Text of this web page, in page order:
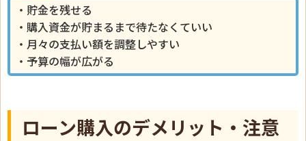
・貯金を残せる
・購入資金が貯まるまで待たなくていい
・月々の支払い額を調整しやすい
・予算の幅が広がる
ローン購入のデメリット・注意